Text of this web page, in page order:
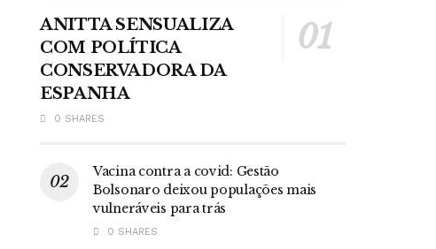
ANITTA SENSUALIZA
COM POLÍTICA
CONSERVADORA DA
ESPANHA
0 SHARES
Vacina contra a covid: Gestão
Bolsonaro deixou populações mais
vulneráveis para trás
0 SHARES